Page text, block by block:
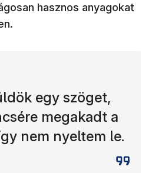
hasznos anyagokat
egy szöget,
megakadt a
nem nyeltem le.